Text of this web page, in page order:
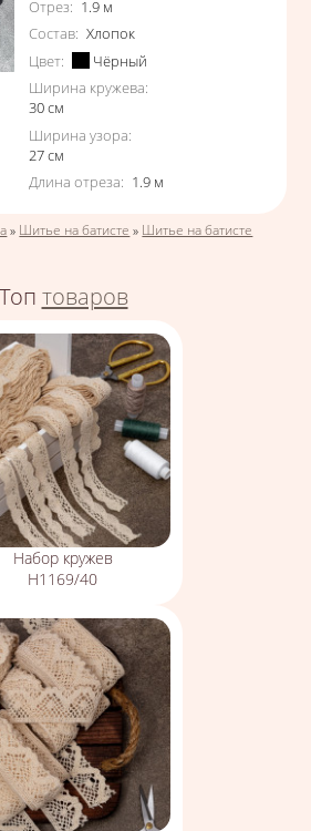
Отрез: 1.9 м
Состав: Хлопок
Цвет:
Чёрный
Ширина кружева:
30см
Ширина узора:
27см
Длина отреза: 1.9 м
» Шитье на батисте » Шитье на батисте
Топ товаров
Набор кружев
Н1169/40